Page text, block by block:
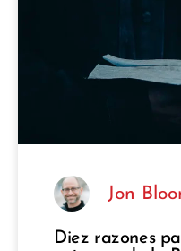
Jon
Diez razones